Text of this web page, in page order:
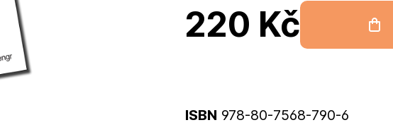
220 Kč
ISBN 978-80-7568-790-6